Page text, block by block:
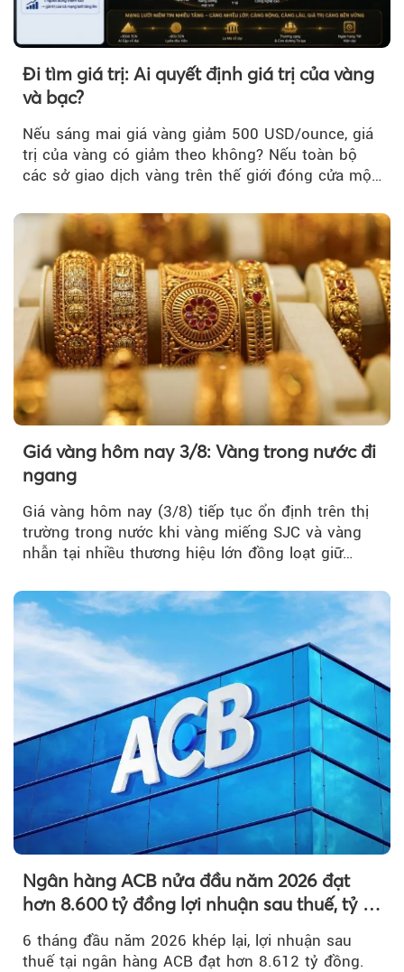
Đi tìm giá trị: Ai quyết định giá trị của vàng
và bạc?
Nếu sáng mai giá vàng giảm 500 USD/ounce, giá
trị của vàng có giảm theo không? Nếu toàn bộ
các sở giao dịch vàng trên thế giới đóng cửa một
Giá vàng hôm nay 3/8: Vàng trong nước đi
ngang
Giá vàng hôm nay (3/8) tiếp tục ổn định trên thị
trường trong nước khi vàng miếng SJC và vàng
nhẫn tại nhiều thương hiệu lớn đồng loạt giữ
Ngân hàng ACB nửa đầu năm 2026 đạt
hơn 8.600 tỷ đồng lợi nhuận sau thuế, tỷ lệ
nợ xấu thấp nhất ngành
6 tháng đầu năm 2026 khép lại, lợi nhuận sau
thuế tại ngân hàng ACB đạt hơn 8.612 tỷ đồng.